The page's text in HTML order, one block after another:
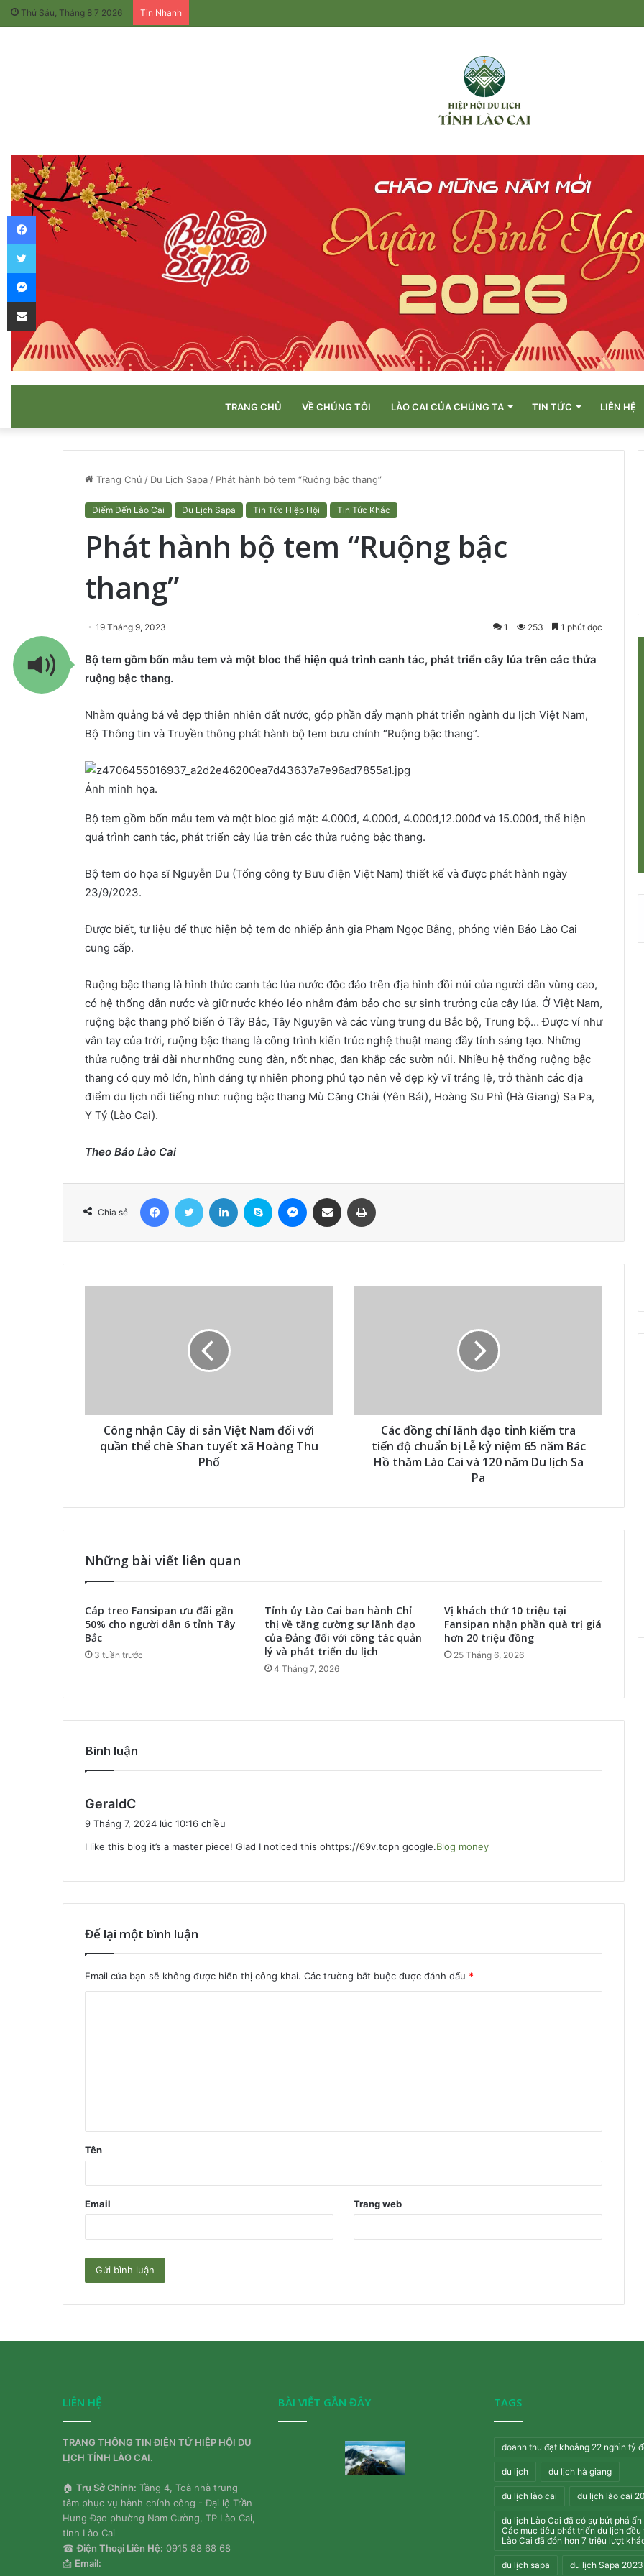
Thứ Sáu, Tháng 8 7 2026 Tin Nhanh
TRANG CHỦ VỀ CHÚNG TÔI LÀO CAI CỦA CHÚNG TA TIN TỨC LIÊN HỆ
Trang Chủ / Du Lịch Sapa/ Phát hành bộ tem “Ruộng bậc thang”
Điểm Đến Lào Cai Du Lịch Sapa Tin Tức Hiệp Hội Tin Tức Khác
Phát hành bộ tem “Ruộng bậc
thang”
19 Tháng 9, 2023 1 253 1 phút đọc
Bộ tem gồm bốn mẫu tem và một bloc thể hiện quá trình canh tác, phát triển cây lúa trên các thửa
ruộng bậc thang.
Nhằm quảng bá vẻ đẹp thiên nhiên đất nước, góp phần đẩy mạnh phát triển ngành du lịch Việt Nam,
Bộ Thông tin và Truyền thông phát hành bộ tem bưu chính “Ruộng bậc thang”.
Ảnh minh họa.
Bộ tem gồm bốn mẫu tem và một bloc giá mặt: 4.000đ, 4.000đ, 4.000đ,12.000đ và 15.000đ, thể hiện
quá trình canh tác, phát triển cây lúa trên các thửa ruộng bậc thang.
Bộ tem do họa sĩ Nguyễn Du (Tổng công ty Bưu điện Việt Nam) thiết kế và được phát hành ngày
23/9/2023.
Được biết, tư liệu để thực hiện bộ tem do nhiếp ảnh gia Phạm Ngọc Bằng, phóng viên Báo Lào Cai
cung cấp.
Ruộng bậc thang là hình thức canh tác lúa nước độc đáo trên địa hình đồi núi của người dân vùng cao,
có hệ thống dẫn nước và giữ nước khéo léo nhằm đảm bảo cho sự sinh trưởng của cây lúa. Ở Việt Nam,
ruộng bậc thang phổ biến ở Tây Bắc, Tây Nguyên và các vùng trung du Bắc bộ, Trung bộ… Được ví như
vân tay của trời, ruộng bậc thang là công trình kiến trúc nghệ thuật mang đầy tính sáng tạo. Những
thửa ruộng trải dài như những cung đàn, nốt nhạc, đan khắp các sườn núi. Nhiều hệ thống ruộng bậc
thang có quy mô lớn, hình dáng tự nhiên phong phú tạo nên vẻ đẹp kỳ vĩ tráng lệ, trở thành các địa
điểm du lịch nổi tiếng như: ruộng bậc thang Mù Căng Chải (Yên Bái), Hoàng Su Phì (Hà Giang) Sa Pa,
Y Tý (Lào Cai).
Theo Báo Lào Cai
Chia sẻ
FacebookTwitter LinkedIn Skype Messenger
Chia sẻ qua email
Công nhận Cây di sản Việt Nam đối với
quần thể chè Shan tuyết xã Hoàng Thu
Phố
Các đồng chí lãnh đạo tỉnh kiểm tra
tiến độ chuẩn bị Lễ kỷ niệm 65 năm Bác
Hồ thăm Lào Cai và 120 năm Du lịch Sa
Pa
Những bài viết liên quan
Cáp treo Fansipan ưu đãi gần
50% cho người dân 6 tỉnh Tây
Bắc
3 tuần trước
Tỉnh ủy Lào Cai ban hành Chỉ
thị về tăng cường sự lãnh đạo
của Đảng đối với công tác quản
lý và phát triển du lịch
4 Tháng 7, 2026
Vị khách thứ 10 triệu tại
Fansipan nhận phần quà trị giá
hơn 20 triệu đồng
25 Tháng 6, 2026
Bình luận
GeraldC
i
t
9 Tháng 7, 2024 lúc 10:16 chiều
I like this blog it’s a master piece! Glad I noticed this ohttps://69v.topn google.Blog money
Để lại một bình luận
Email của bạn sẽ không được hiển thị công khai. Các trường bắt buộc được đánh dấu *
ậ
n
Tên
Email Trang web
LIÊN HỆ
TRANG THÔNG TIN ĐIỆN TỬ HIỆP HỘI DU
LỊCH TỈNH LÀO CAI.
🏠 Trụ Sở Chính: Tầng 4, Toà nhà trung
tâm phục vụ hành chính công - Đại lộ Trần
Hưng Đạo phường Nam Cường, TP Lào Cai,
tỉnh Lào Cai
☎Điện Thoại Liên Hệ: 0915 88 68 68
📩 Email:
BÀI VIẾT GẦN ĐÂY TAGS
doanh thu đạt khoảng 22 nghìn tỷ
du lịch du lịch hà giang
du lịch lào cai du lịch lào cai
du lịch Lào Cai đã có sự bứt phá ấn
Các mục tiêu phát triển du lịch đều
Lào Cai đã đón hơn 7 triệu lượt
du lịch sapa du lịch Sapa 2023
Facebook
Twitter
Messenger
Chia sẻ qua email